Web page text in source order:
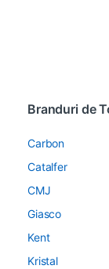
Branduri de
Carbon
Catalfer
CMJ
Giasco
Kent
Kristal